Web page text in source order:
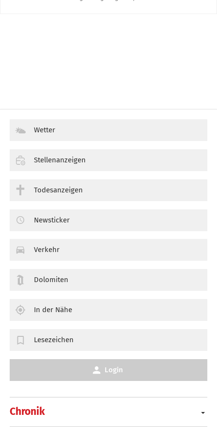
Chronik
Wetter
Stellenanzeigen
Todesanzeigen
Newsticker
Verkehr
Dolomiten
In der Nähe
Lesezeichen
Login